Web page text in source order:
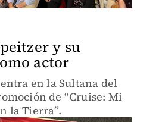
y su
actor
en la Sultana del
de “Cruise: Mi
la Tierra”.